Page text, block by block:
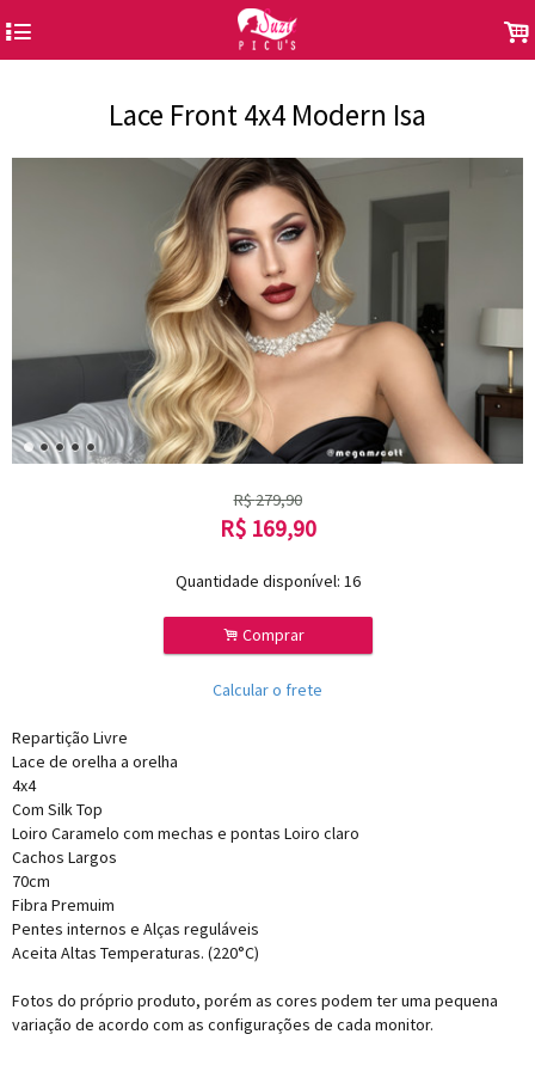
4 .
Lace Front 4x4 Modern Isa
R$279,90
R$ 169,90
Quantidade disponível: 16
. Comprar
Calcular o frete
Repartição Livre
Lace de orelha a orelha
4x4
Com Silk Top
Loiro Caramelo com mechas e pontas Loiro claro
Cachos Largos
70cm
Fibra Premuim
Pentes internos e Alças reguláveis
Aceita Altas Temperaturas. (220°C)
Fotos do próprio produto, porém as cores podem ter uma pequena
variação de acordo com as configurações de cada monitor.